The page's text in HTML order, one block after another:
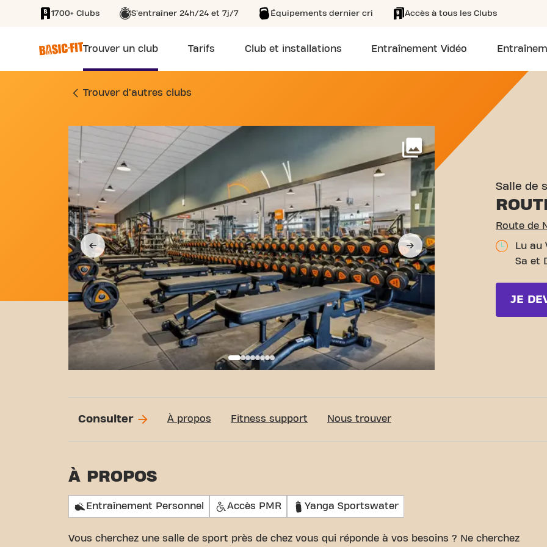
SKIP TO MAIN CONTENT
1700+ Clubs S'entraîner 24h/24 et 7j/7 Équipements dernier cri Accès à tous les Clubs
Trouver un club Tarifs Club et installations Entraînement Vidéo
SALLE DE SPORT ROUTE DE NIMES 275
Trouver d'autres clubs
Voir plus
Salle de
Route de
Lu au
Sa et
JE
Consulter À propos Fitness support Nous trouver
À PROPOS
Entraînement Personnel Accès PMR Yanga Sportswater
Vous cherchez une salle de sport près de chez vous qui réponde à vos besoins ? Ne cherchez